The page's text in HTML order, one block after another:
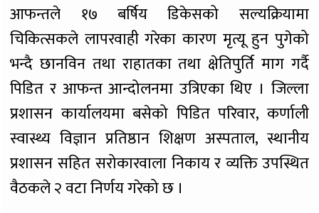
आफन्तले १७ बर्षिय डिकेसको सल्यक्रियामा
चिकित्सकले लापरवाही गरेका कारण मृत्यू हुन पुगेको
भन्दै छानविन तथा राहातका तथा क्षेतिपुर्ति माग गर्दै
पिडित र आफन्त आन्दोलनमा उत्रिएका थिए । जिल्ला
प्रशासन कार्यालयमा बसेको पिडित परिवार, कर्णाली
स्वास्थ्य विज्ञान प्रतिष्ठान शिक्षण अस्पताल, स्थानीय
प्रशासन सहित सरोकारवाला निकाय र व्यक्ति उपस्थित
वैठकले २ वटा निर्णय गरेको छ ।